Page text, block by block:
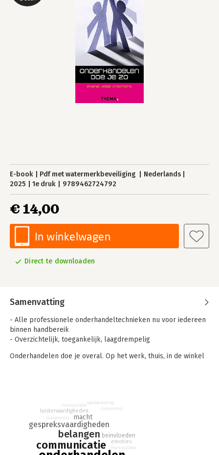
E-book Pdf met watermerkbeveiliging
Nederlands
2025
1e druk 9789462724792
€ 14,00
In winkelwagen
Direct te downloaden
Samenvatting
- Alle professionele onderhandeltechnieken nu voor iedereen
binnen handbereik
- Overzichtelijk, toegankelijk, laagdrempelig
Onderhandelen doe je overal. Op het werk, thuis, in de winkel
spelregels, machtsbalans, sfeer, psychologisch inzicht en
techniek. Daarnaast kun je ook nog kiezen voor een
onderhandelingsstrategie: samenwerken en begrip tonen of
vechten.
Hoe je het ook aanpakt, de kunst van goed onderhandelen is
communicatie
belangen
gespreksvaardigheden
macht
beïnvloeden
emoties
luistervaardigheden
manipulatie
compromis
manipulatievoorbereiding
compromis